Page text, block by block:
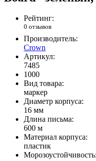
Рейтинг:
0 отзывов
Производитель:
Crown
Артикул:
7485
1000
Вид товара:
маркер
Диаметр корпуса:
16 мм
Длина письма:
600 м
Материал корпуса:
пластик
Морозоустойчивость: